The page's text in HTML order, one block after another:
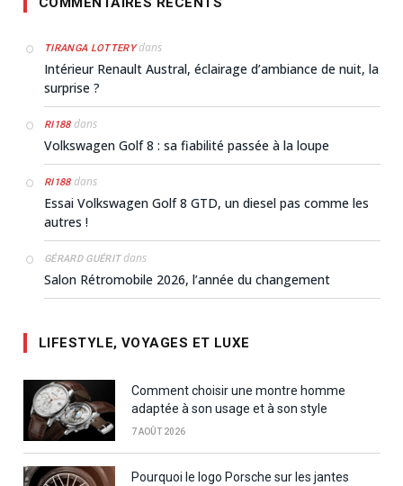
TIRANGA LOTTERYdans
Intérieur Renault Austral, éclairage d’ambiance de nuit, la
surprise ?
RI188dans
Volkswagen Golf 8 : sa fiabilité passée à la loupe
RI188dans
Essai Volkswagen Golf 8 GTD, un diesel pas comme les
autres !
GÉRARD GUÉRITdans
Salon Rétromobile 2026, l’année du changement
LIFESTYLE, VOYAGES ET LUXE
Comment choisir une montre homme
adaptée à son usage et à son style
7 AOÛT 2026
Pourquoi le logo Porsche sur les jantes